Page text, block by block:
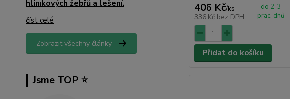
hliníkových žebřů a lešení.
číst celé
Zobrazit všechny články
Jsme TOP ⭐️
406 Kč/ks
336 Kč bez DPH
do 2-3
prac. dnů
Přidat do košíku